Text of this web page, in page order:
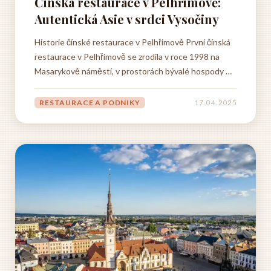
Autentická Asie v srdci Vysočiny
Historie čínské restaurace v Pelhřimově První čínská
restaurace v Pelhřimově se zrodila v roce 1998 na
Masarykově náměstí, v prostorách bývalé hospody U
nenápadného podniku manželů Wangových stane
RESTAURACE A PODNIKY 17. 04. 2025